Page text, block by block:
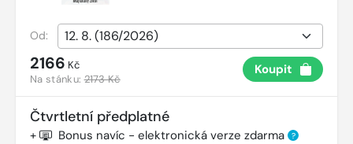
Od:
2166 Kč
Na stánku:2173 Kč
Koupit
Čtvrtletní předplatné
+ Bonus navíc - elektronická verze zdarma ?